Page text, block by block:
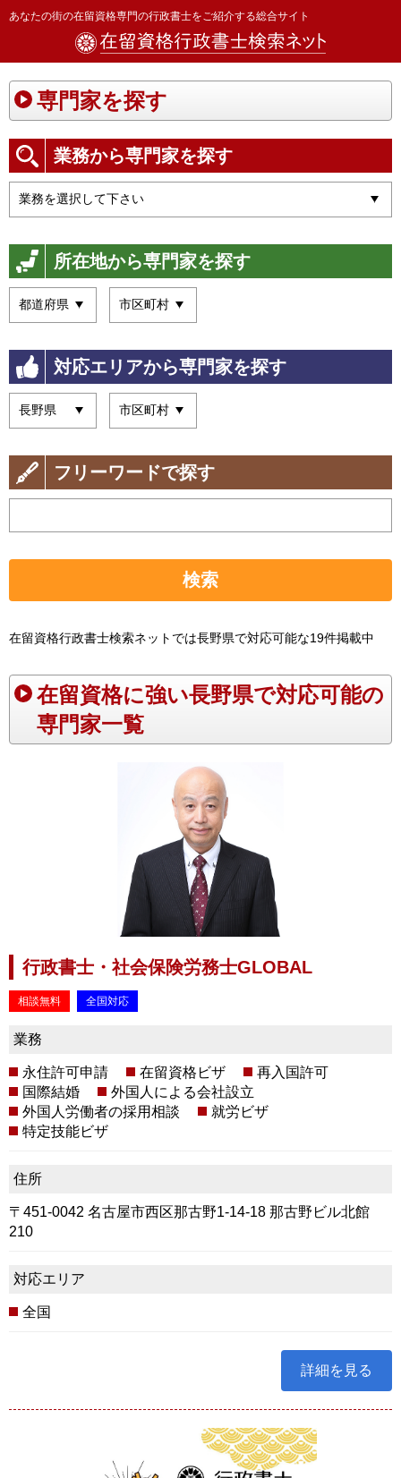
あなたの街の在留資格専門の行政書士をご紹介する総合サイト
専門家を探す
業務から専門家を探す
所在地から専門家を探す
対応エリアから専門家を探す
フリーワードで探す
検索
在留資格行政書士検索ネットでは長野県で対応可能な19件掲載中
在留資格に強い長野県で対応可能の
専門家一覧
行政書士・社会保険労務士GLOBAL
相談無料 全国対応
業務
永住許可申請 在留資格ビザ
再入国許可
国際結婚
外国人による会社設立
外国人労働者の採用相談
就労ビザ
特定技能ビザ
住所
〒451-0042 名古屋市西区那古野1-14-18 那古野ビル北館
210
対応エリア
全国
詳細を見る